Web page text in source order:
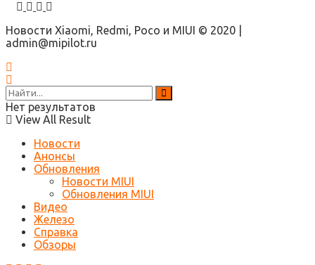
Новости Xiaomi, Redmi, Poco и MIUI © 2020 |
admin@mipilot.ru
Нет результатов
View All Result
Новости
Анонсы
Обновления
Новости MIUI
Обновления MIUI
Видео
Железо
Справка
Обзоры